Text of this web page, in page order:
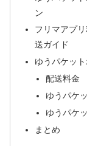
ン
フリマアプ
送ガイド
ゆうパケッ
配送料金
ゆうパケ
ゆうパケ
まとめ